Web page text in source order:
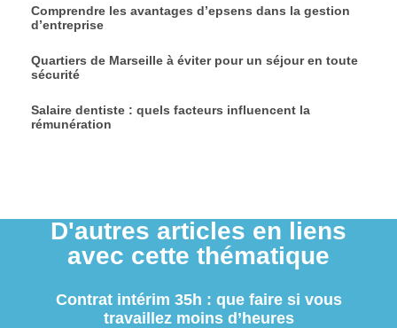
Comprendre les avantages d’epsens dans la gestion
d’entreprise
Quartiers de Marseille à éviter pour un séjour en toute
sécurité
Salaire dentiste : quels facteurs influencent la
rémunération
D'autres articles en liens
avec cette thématique
Contrat intérim 35h : que faire si vous
travaillez moins d’heures